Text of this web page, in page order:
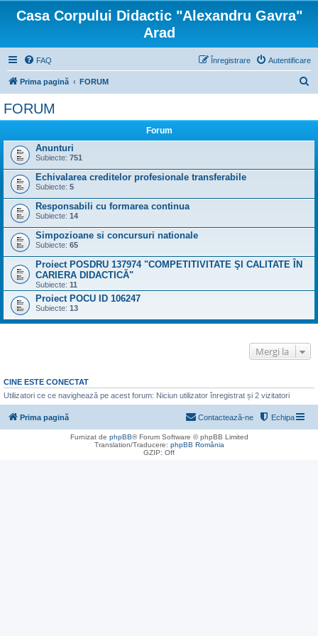
Casa Corpului Didactic "Alexandru Gavra"
Arad
FAQ Autentificare
Înregistrare
Prima pagină FORUM
FORUM
Forum
Anunturi
Subiecte: 751
Echivalarea creditelor profesionale transferabile
Subiecte: 5
Responsabili cu formarea continua
Subiecte: 14
Simpozioane si concursuri nationale
Subiecte: 65
Proiect POSDRU 137974 "COMPETITIVITATE ŞI CALITATE ÎN
CARIERA DIDACTICĂ"
Subiecte: 11
Proiect POCU ID 106247
Subiecte: 13
Mergi la
CINE ESTE CONECTAT
Utilizatori ce ce navighează pe acest forum: Niciun utilizator înregistrat și 2 vizitatori
Prima pagină Echipa
Contactează-ne
Furnizat de phpBB® Forum Software © phpBB Limited
Translation/Traducere: phpBB România
GZIP: Off